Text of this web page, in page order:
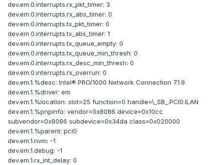
dev.em.0.interrupts.rx_pkt_timer: 3
dev.em.0.interrupts.rx_abs_timer: 0
dev.em.0.interrupts.tx_pkt_timer: 0
dev.em.0.interrupts.tx_abs_timer: 1
dev.em.0.interrupts.tx_queue_empty: 0
dev.em.0.interrupts.tx_queue_min_thresh: 0
dev.em.0.interrupts.rx_desc_min_thresh: 0
dev.em.0.interrupts.rx_overrun: 0
dev.em.1.%desc: Intel® PRO/1000 Network Connection 7.1.9
dev.em.1.%driver: em
dev.em.1.%location: slot=25 function=0 handle=\_SB_.PCI0.ILAN
dev.em.1.%pnpinfo: vendor=0x8086 device=0x10cc
subvendor=0x8086 subdevice=0x34da class=0x020000
dev.em.1.%parent: pci0
dev.em.1.nvm: -1
dev.em.1.debug: -1
dev.em.1.rx_int_delay: 0